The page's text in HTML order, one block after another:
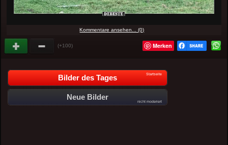
Kommentare ansehen... (0)
(+100) Merken
Bilder des Tages Startseite
Neue Bilder
nicht moderiert